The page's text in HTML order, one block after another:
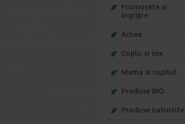
Frumusete si
ingrijire
Acnee
Cuplu si sex
Mama si copilul
Produse BIO
Produse naturiste